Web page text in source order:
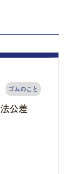
ゴムのこと
公差